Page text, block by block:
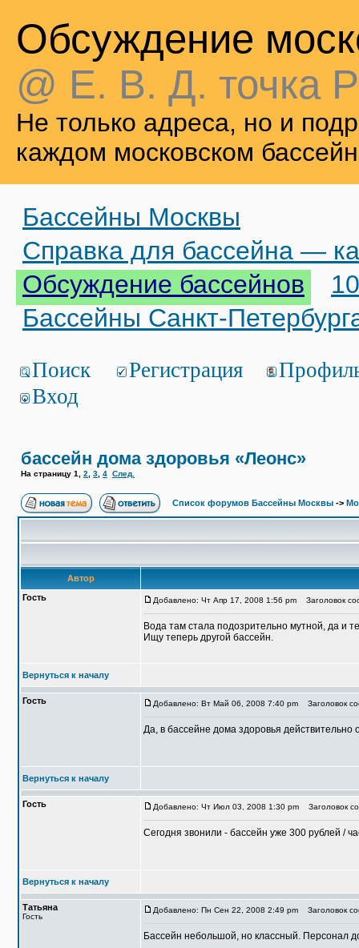
Обсуждение
@ Е. В. Д. точка
Не только адреса, но и
каждом московском
Бассейны Москвы
Справка для бассейна —
Обсуждение бассейнов
Бассейны Санкт-
Поиск Регистрация
Вход
бассейн дома здоровья «Леонс»
На страницу 1 2 3 4 След.
Список форумов Бассейны Москвы ->
Автор
Гость
Добавлено: Чт Апр 17, 2008 1:56 pm Заголовок
Вода там стала подозрительно мутной, да и
Ищу теперь другой бассейн.
Вернуться к началу
Гость Добавлено: Вт Май 06, 2008 7:40 pm Заголовок
Да, в бассейне дома здоровья
Вернуться к началу
Гость Добавлено: Чт Июл 03, 2008 1:30 pm Заголовок
Сегодня звонили - бассейн уже 300 рублей /
Вернуться к началу
Татьяна
Гость
Добавлено: Пн Сен 22, 2008 2:49 pm Заголовок
Бассейн небольшой, но классный. Персонал